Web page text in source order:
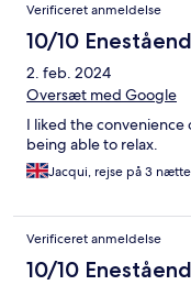
Verificeret anmeldelse
10/10
2. feb. 2024
Oversæt med Google
I liked the convenience
being able to relax.
Jacqui, rejse på 3
Verificeret anmeldelse
10/10